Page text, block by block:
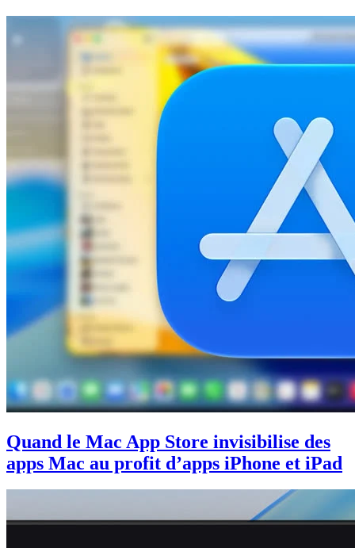
Quand le Mac App Store invisibilise des
apps Mac au profit d’apps iPhone et iPad